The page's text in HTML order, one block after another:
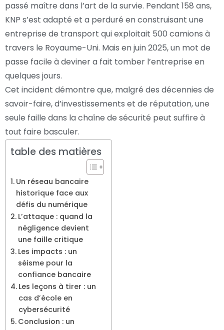
passé maître dans l’art de la survie. Pendant 158 ans,
KNP s’est adapté et a perduré en construisant une
entreprise de transport qui exploitait 500 camions à
travers le Royaume-Uni. Mais en juin 2025, un mot de
passe facile à deviner a fait tomber l’entreprise en
quelques jours.
Cet incident démontre que, malgré des décennies de
savoir-faire, d’investissements et de réputation, une
seule faille dans la chaîne de sécurité peut suffire à
tout faire basculer.
table des matières
Un réseau bancaire
historique face aux
défis du numérique
L’attaque : quand la
négligence devient
une faille critique
Les impacts : un
séisme pour la
confiance bancaire
Les leçons à tirer : un
cas d’école en
cybersécurité
Conclusion : un